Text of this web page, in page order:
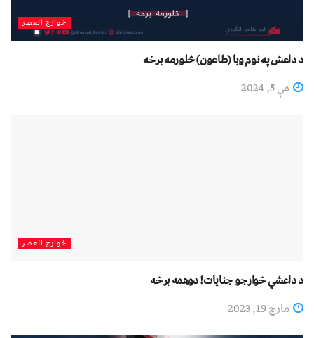
خوارج العصر
د داعش په نوم وبا (طاعون) څلورمه برخه
مې 5, 2024
خوارج العصر
د داعشي خوارجو جنایات! دوهمه برخه
مارچ 19, 2023